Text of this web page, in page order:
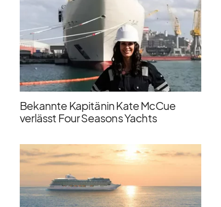
Bekannte Kapitänin Kate McCue
verlässt Four Seasons Yachts